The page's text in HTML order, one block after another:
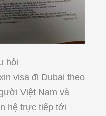
hỏi
visa đi Dubai theo
Việt Nam và
hệ trực tiếp tới